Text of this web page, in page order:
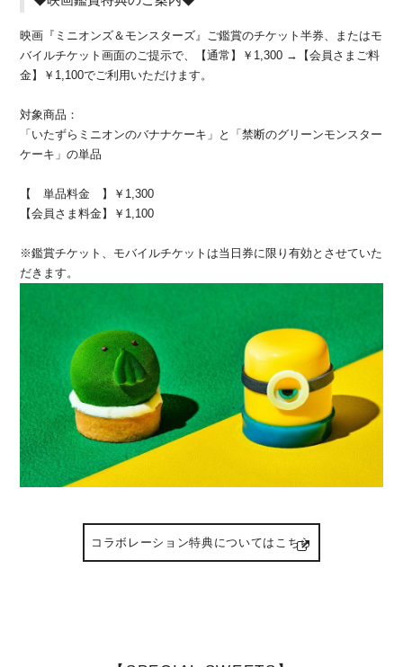
映画『ミニオンズ＆モンスターズ』ご鑑賞のチケット半券、またはモ
バイルチケット画面のご提示で、【通常】￥1,300 →【会員さまご料
金】￥1,100でご利用いただけます。
対象商品：
「いたずらミニオンのバナナケーキ」と「禁断のグリーンモンスター
ケーキ」の単品
【 単品料金 】￥1,300
【会員さま料金】￥1,100
※鑑賞チケット、モバイルチケットは当日券に限り有効とさせていた
だきます。
コラボレーション特典についてはこちら